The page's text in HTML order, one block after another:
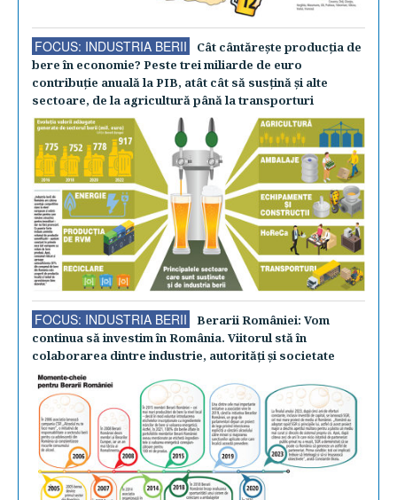
FOCUS: INDUSTRIA BERII
Cât cântăreşte producţia de
bere în economie? Peste trei miliarde de euro
contribuţie anuală la PIB, atât cât să susţină şi alte
sectoare, de la agricultură până la transporturi
FOCUS: INDUSTRIA BERII
Berarii României: Vom
continua să investim în România. Viitorul stă în
colaborarea dintre industrie, autorităţi şi societate